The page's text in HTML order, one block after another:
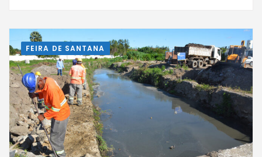
FEIRA DE SANTANA